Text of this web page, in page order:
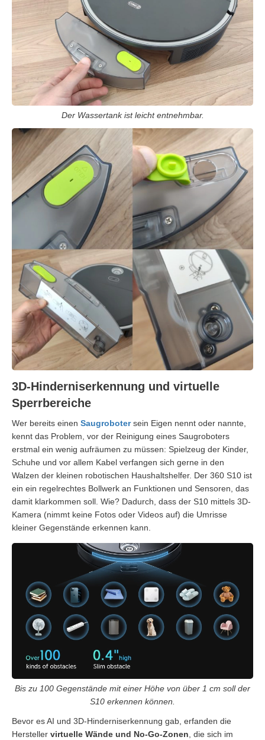
Der Wassertank ist leicht entnehmbar.
3D-Hinderniserkennung und virtuelle
Sperrbereiche
Wer bereits einen Saugrobotersein Eigen nennt oder nannte,
kennt das Problem, vor der Reinigung eines Saugroboters
erstmal ein wenig aufräumen zu müssen: Spielzeug der Kinder,
Schuhe und vor allem Kabel verfangen sich gerne in den
Walzen der kleinen robotischen Haushaltshelfer. Der 360 S10 ist
ein ein regelrechtes Bollwerk an Funktionen und Sensoren, das
damit klarkommen soll. Wie? Dadurch, dass der S10 mittels 3D-
Kamera (nimmt keine Fotos oder Videos auf) die Umrisse
kleiner Gegenstände erkennen kann.
Bis zu 100 Gegenstände mit einer Höhe von über 1 cm soll der
S10 erkennen können.
Bevor es AI und 3D-Hinderniserkennung gab, erfanden die
Hersteller virtuelle Wände und No-Go-Zonen , die sich im